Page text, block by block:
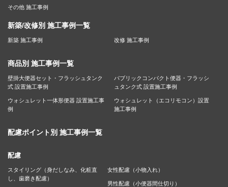
その他 施工事例
新築/改修別 施工事例一覧
新築 施工事例 改修 施工事例
商品別 施工事例一覧
壁掛大便器セット・フラッシュタンク
式 設置施工事例
パブリックコンパクト便器・フラッシ
ュタンク式 設置施工事例
ウォシュレット一体形便器 設置施工事
例
ウォシュレット（エコリモコン）設置
施工事例
配慮ポイント別 施工事例一覧
配慮
スタイリング（身だしなみ、化粧直
し、歯磨き配慮）
女性配慮（小物入れ）
男性配慮（小便器間仕切り）